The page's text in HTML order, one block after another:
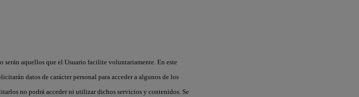
serán aquellos que el Usuario facilite voluntariamente. En este
datos de carácter personal para acceder a algunos de los
no podrá acceder ni utilizar dichos servicios y contenidos. Se